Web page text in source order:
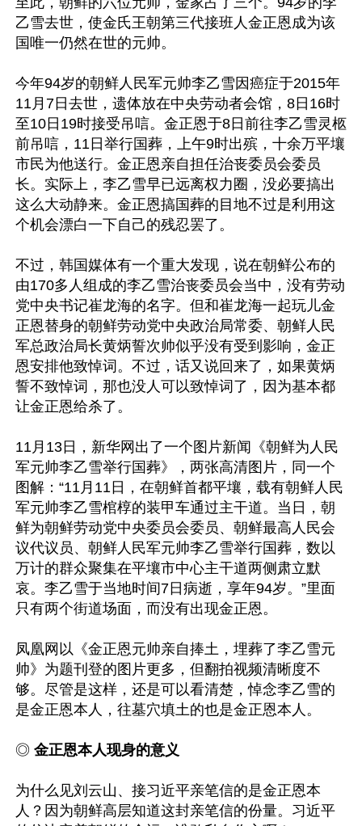
乙雪去世，使金氏王朝第三代接班人金正恩成为该
国唯一仍然在世的元帅。
今年94岁的朝鲜人民军元帅李乙雪因癌症于2015年
11月7日去世，遗体放在中央劳动者会馆，8日16时
至10日19时接受吊唁。金正恩于8日前往李乙雪灵柩
前吊唁，11日举行国葬，上午9时出殡，十余万平壤
市民为他送行。金正恩亲自担任治丧委员会委员
长。实际上，李乙雪早已远离权力圈，没必要搞出
这么大动静来。金正恩搞国葬的目地不过是利用这
个机会漂白一下自己的残忍罢了。
不过，韩国媒体有一个重大发现，说在朝鲜公布的
由170多人组成的李乙雪治丧委员会当中，没有劳动
党中央书记崔龙海的名字。但和崔龙海一起玩儿金
正恩替身的朝鲜劳动党中央政治局常委、朝鲜人民
军总政治局长黄炳誓次帅似乎没有受到影响，金正
恩安排他致悼词。不过，话又说回来了，如果黄炳
誓不致悼词，那也没人可以致悼词了，因为基本都
让金正恩给杀了。
11月13日，新华网出了一个图片新闻《朝鲜为人民
军元帅李乙雪举行国葬》，两张高清图片，同一个
图解：“11月11日，在朝鲜首都平壤，载有朝鲜人民
军元帅李乙雪棺椁的装甲车通过主干道。当日，朝
鲜为朝鲜劳动党中央委员会委员、朝鲜最高人民会
议代议员、朝鲜人民军元帅李乙雪举行国葬，数以
万计的群众聚集在平壤市中心主干道两侧肃立默
哀。李乙雪于当地时间7日病逝，享年94岁。”里面
只有两个街道场面，而没有出现金正恩。
凤凰网以《金正恩元帅亲自捧土，埋葬了李乙雪元
帅》为题刊登的图片更多，但翻拍视频清晰度不
够。尽管是这样，还是可以看清楚，悼念李乙雪的
是金正恩本人，往墓穴填土的也是金正恩本人。
◎ 金正恩本人现身的意义
为什么见刘云山、接习近平亲笔信的是金正恩本
人？因为朝鲜高层知道这封亲笔信的份量。习近平